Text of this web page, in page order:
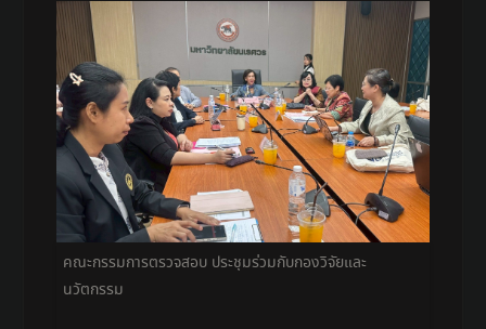
คณะกรรมการตรวจสอบ ประชุมร่วมกับกองวิจัยและ
นวัตกรรม